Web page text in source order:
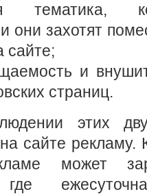
тематика,
они захотят
сайте;
и
страниц.
этих
сайте
может
где